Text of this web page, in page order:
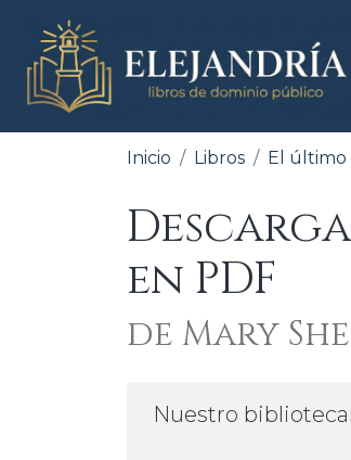
Inicio Libros El último
en PDF
de Mary
Nuestro